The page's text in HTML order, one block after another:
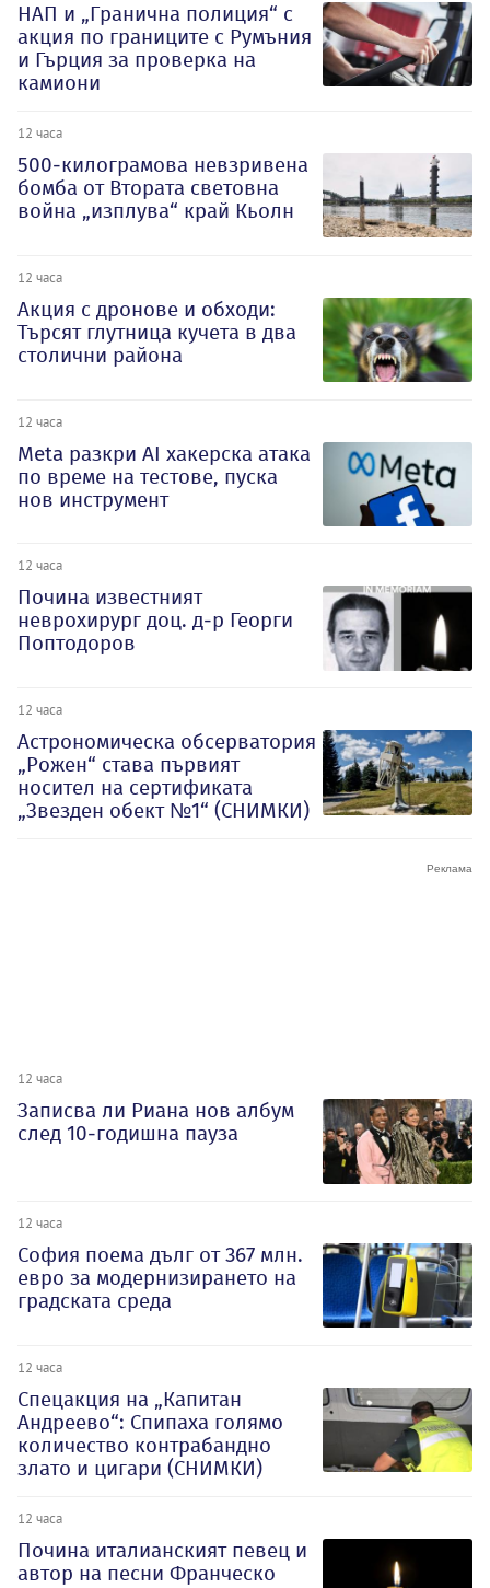
НАП и „Гранична полиция“ с
акция по границите с Румъния
и Гърция за проверка на
камиони
12 часа
500-килограмова невзривена
бомба от Втората световна
война „изплува“ край Кьолн
12 часа
Акция с дронове и обходи:
Търсят глутница кучета в два
столични района
12 часа
Meta разкри AI хакерска атака
по време на тестове, пуска
нов инструмент
12 часа
Почина известният
неврохирург доц. д-р Георги
Поптодоров
12 часа
Астрономическа обсерватория
„Рожен“ става първият
носител на сертификата
„Звезден обект №1“ (СНИМКИ)
12 часа
Записва ли Риана нов албум
след 10-годишна пауза
12 часа
София поема дълг от 367 млн.
евро за модернизирането на
градската среда
12 часа
Спецакция на „Капитан
Андреево“: Спипаха голямо
количество контрабандно
злато и цигари (СНИМКИ)
12 часа
Почина италианският певец и
автор на песни Франческо